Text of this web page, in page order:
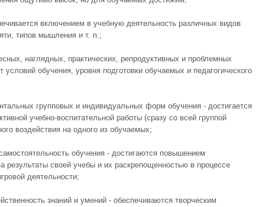
включением в учебную деятельность различных видов
типов мышления и т. п.;
наглядных, практических, репродуктивных и проблемных
условий обучения, уровня подготовки обучаемых и педагогического
групповых и индивидуальных форм обучения - достигается
учебно-воспитательной работы (сразу со всей группой
воздействия на одного из обучаемых;
обучения - достигаются повышением
результаты своей учебы и их раскрепощенностью в процессе
деятельности;
знаний и умений - обеспечиваются творческим